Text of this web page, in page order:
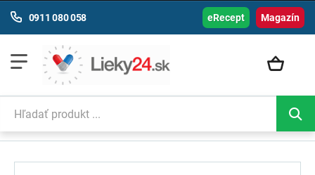
Magazín
0911 080 058 eRecept